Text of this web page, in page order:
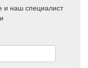
и наш специалист